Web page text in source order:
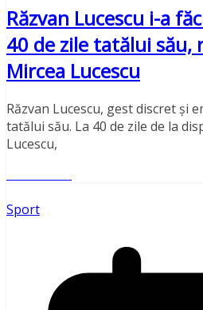
Răzvan Lucescu i-a
40 de zile tatălui său,
Mircea Lucescu
Răzvan Lucescu, gest discret și
tatălui său. La 40 de zile de la
Lucescu,
Sport